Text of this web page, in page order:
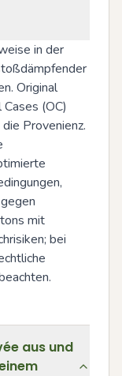
in der
Original
(OC)
Provenienz.
mit
bei
aus und